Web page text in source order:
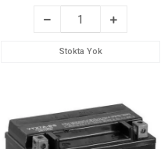
Stokta Yok